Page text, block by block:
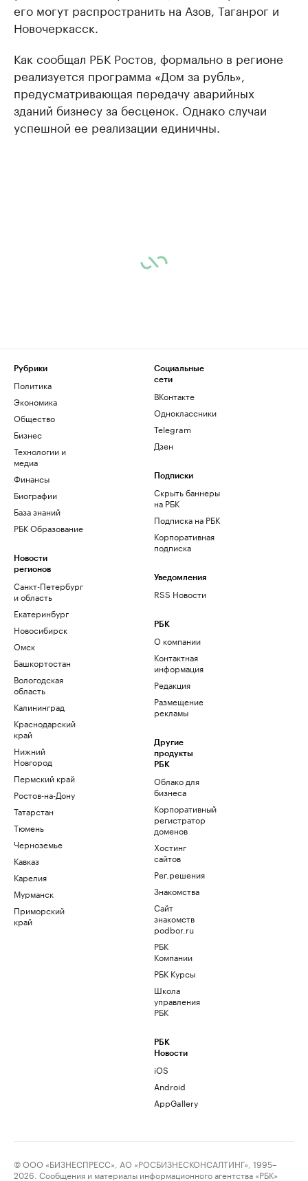
его могут распространить на Азов, Таганрог и
Новочеркасск.
Как сообщал РБК Ростов, формально в регионе
реализуется программа «Дом за рубль»,
предусматривающая передачу аварийных
зданий бизнесу за бесценок. Однако случаи
успешной ее реализации единичны.
Рубрики
Политика
Экономика
Общество
Бизнес
Технологии и
медиа
Финансы
Биографии
База знаний
РБК Образование
Новости
регионов
Санкт-Петербург
и область
Екатеринбург
Новосибирск
Омск
Башкортостан
Вологодская
область
Калининград
Краснодарский
край
Нижний
Новгород
Пермский край
Ростов-на-Дону
Татарстан
Тюмень
Черноземье
Кавказ
Карелия
Мурманск
Приморский
край
Социальные
сети
ВКонтакте
Одноклассники
Telegram
Дзен
Подписки
Скрыть баннеры
на РБК
Подписка на РБК
Корпоративная
подписка
Уведомления
RSS Новости
РБК
О компании
Контактная
информация
Редакция
Размещение
рекламы
Другие
продукты
РБК
Облако для
бизнеса
Корпоративный
регистратор
доменов
Хостинг
сайтов
Рег.решения
Знакомства
Сайт
знакомств
podbor.ru
РБК
Компании
РБК Курсы
Школа
управления
РБК
РБК
Новости
iOS
Android
AppGallery
© ООО «БИЗНЕСПРЕСС», АО «РОСБИЗНЕСКОНСАЛТИНГ», 1995–
2026. Сообщения и материалы информационного агентства «РБК»